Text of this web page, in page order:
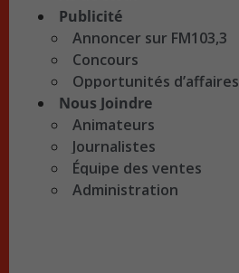
Publicité
Annoncer sur FM103,3
Concours
Opportunités d’affaires
Nous Joindre
Animateurs
Journalistes
Équipe des ventes
Administration